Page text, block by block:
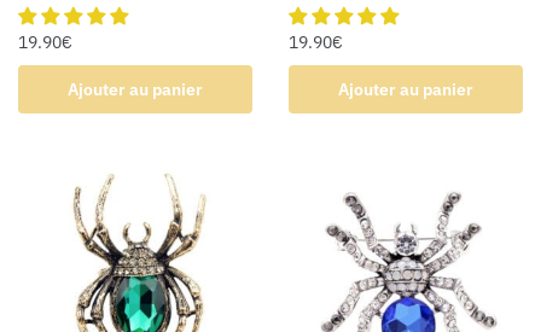
19.90€
Ajouter au panier
19.90€
Ajouter au panier